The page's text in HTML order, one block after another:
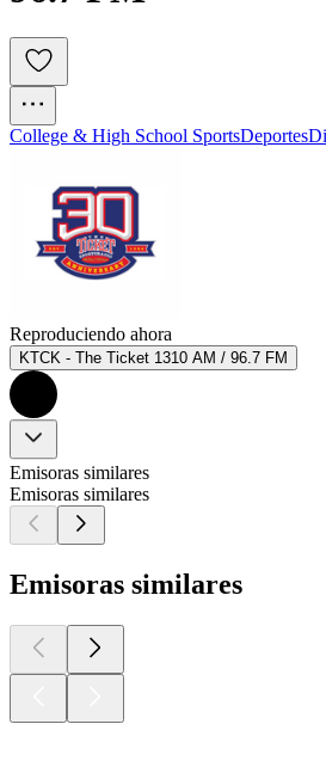
College & High School SportsDeportes
Reproduciendo ahora
KTCK - The Ticket 1310 AM / 96.7 FM
Emisoras similares
Emisoras similares
Emisoras similares